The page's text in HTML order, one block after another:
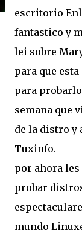
escritorio
fantastico y
lei sobre
para que
para
semana que
de la distro y
Tuxinfo.
por ahora
probar
mundo